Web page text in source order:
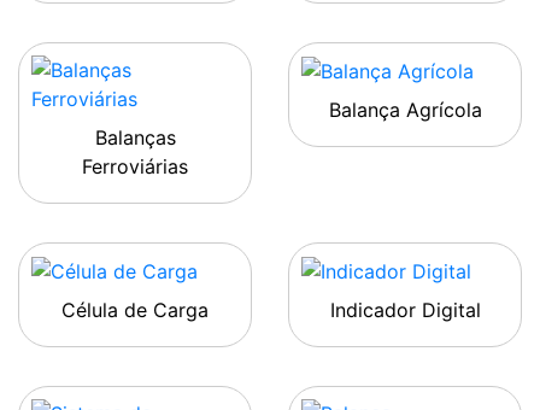
Balanças
Ferroviárias
Balança Agrícola
Célula de Carga Indicador Digital